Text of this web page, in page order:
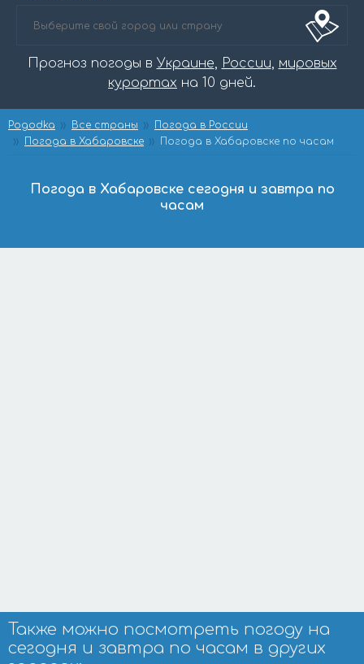
Прогноз погоды в Украине, России, мировых
курортах на 10 дней.
Pogodka Все страны
Погода в России
Погода в Хабаровске
Погода в Хабаровске по часам
Погода в Хабаровске сегодня и завтра по
часам
Также можно посмотреть погоду на
сегодня и завтра по часам в других